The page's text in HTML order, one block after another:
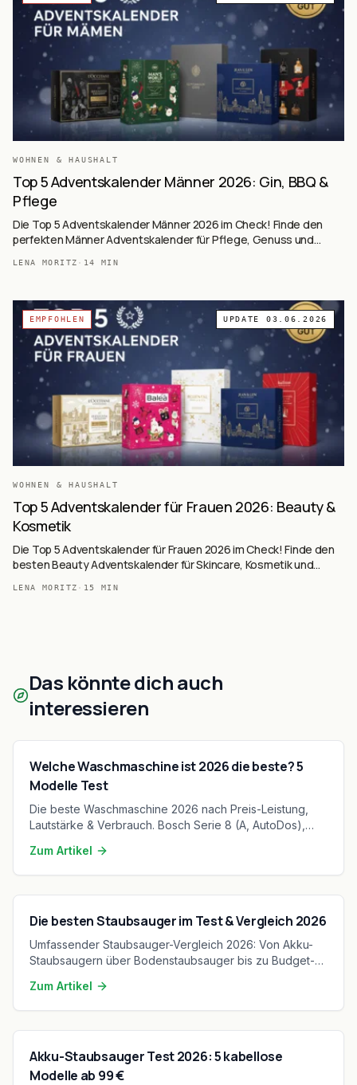
WOHNEN & HAUSHALT
Top 5 Adventskalender Männer 2026: Gin, BBQ &
Pflege
Die Top 5 Adventskalender Männer 2026 im Check! Finde den
perfekten Männer Adventskalender für Pflege, Genuss und
LENA MORITZ · 14 MIN
EMPFOHLEN UPDATE 03.06.2026
WOHNEN & HAUSHALT
Top 5 Adventskalender für Frauen 2026: Beauty &
Kosmetik
Die Top 5 Adventskalender für Frauen 2026 im Check! Finde den
besten Beauty Adventskalender für Skincare, Kosmetik und
LENA MORITZ · 15 MIN
Das könnte dich auch
interessieren
Welche Waschmaschine ist 2026 die beste? 5
Modelle Test
Die beste Waschmaschine 2026 nach Preis-Leistung,
Lautstärke & Verbrauch. Bosch Serie 8 (A, AutoDos),
Familien & Allergiker.
Zum Artikel
Die besten Staubsauger im Test & Vergleich 2026
Umfassender Staubsauger-Vergleich 2026: Von Akku-
Staubsaugern über Bodenstaubsauger bis zu Budget-
Pflegetipps.
Zum Artikel
Akku-Staubsauger Test 2026: 5 kabellose
Modelle ab 99 €